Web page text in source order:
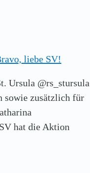
liebe SV!
Ursula @rs_stursula
sowie zusätzlich für
hat die Aktion